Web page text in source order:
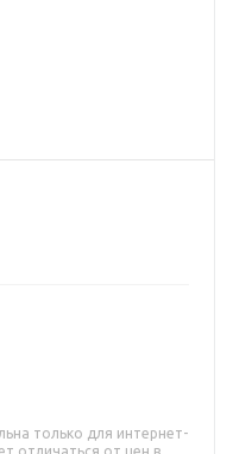
только для интернет-